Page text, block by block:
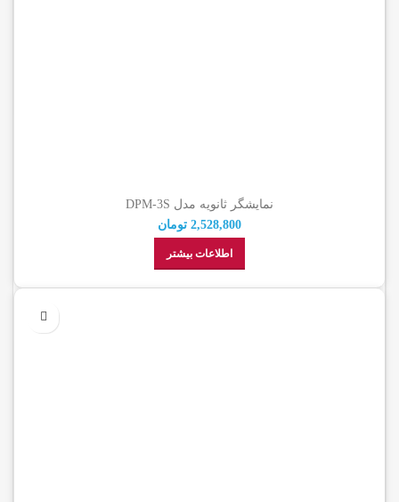
نمایشگر ثانویه مدل DPM-3S
2,528,800 تومان
اطلاعات بیشتر